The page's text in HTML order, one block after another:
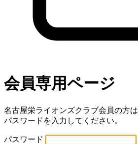
会員専用ページ
名古屋栄ライオンズクラブ会員の方は
パスワードを入力してください。
パスワード